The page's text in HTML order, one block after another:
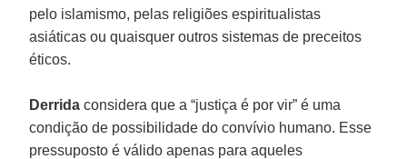
pelo islamismo, pelas religiões espiritualistas
asiáticas ou quaisquer outros sistemas de preceitos
éticos.
Derridaconsidera que a “justiça é por vir” é uma
condição de possibilidade do convívio humano. Esse
pressuposto é válido apenas para aqueles